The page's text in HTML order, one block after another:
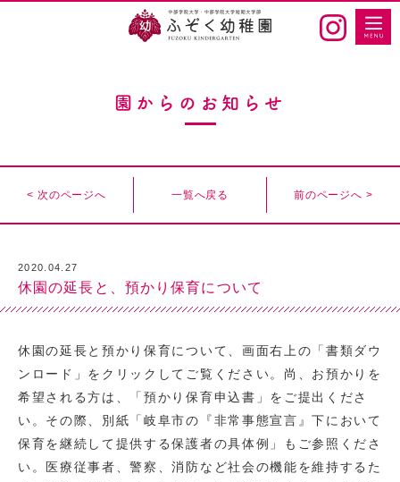
園からのお知らせ
< 次のページへ 一覧へ戻る 前のページへ >
2020.04.27
休園の延長と、預かり保育について
休園の延長と預かり保育について、画面右上の「書類ダウ
ンロード」をクリックしてご覧ください。尚、お預かりを
希望される方は、「預かり保育申込書」をご提出くださ
い。その際、別紙「岐阜市の『非常事態宣言』下において
保育を継続して提供する保護者の具体例」もご参照くださ
い。医療従事者、警察、消防など社会の機能を維持するた